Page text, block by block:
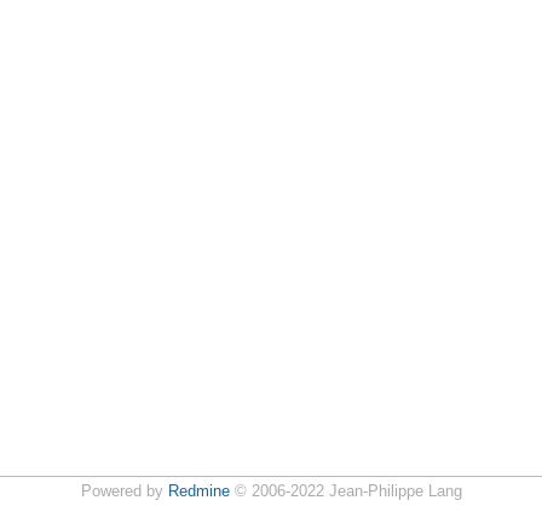
Powered by Redmine© 2006-2022 Jean-Philippe Lang